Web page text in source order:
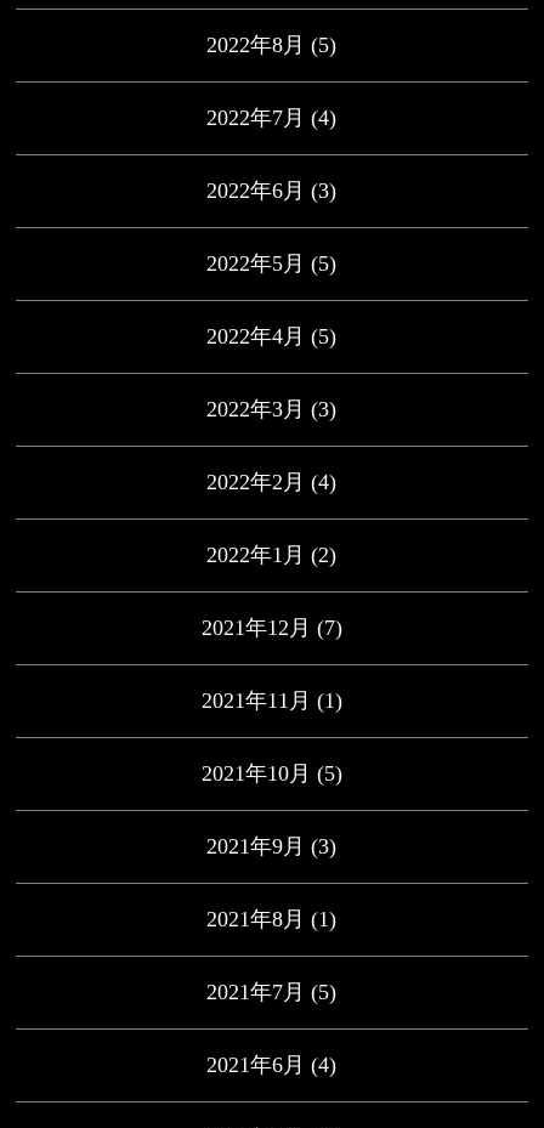
2022年8月 (5)
2022年7月 (4)
2022年6月 (3)
2022年5月 (5)
2022年4月 (5)
2022年3月 (3)
2022年2月 (4)
2022年1月 (2)
2021年12月 (7)
2021年11月 (1)
2021年10月 (5)
2021年9月 (3)
2021年8月 (1)
2021年7月 (5)
2021年6月 (4)